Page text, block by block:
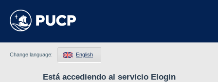
Está accediendo al servicio Elogin
Change language: English